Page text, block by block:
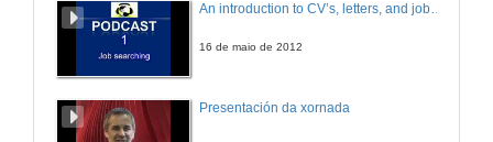
An introduction to CV’s, letters, and job searching
16 de maio de 2012
Presentación da xornada